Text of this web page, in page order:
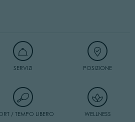
SERVIZI POSIZIONE
/ TEMPO LIBERO WELLNESS